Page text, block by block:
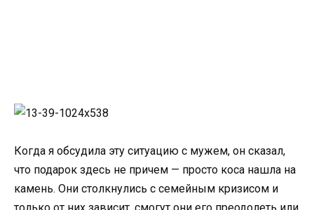
Когда я обсудила эту ситуацию с мужем, он сказал,
что подарок здесь не причем — просто коса нашла на
камень. Они столкнулись с семейным кризисом и